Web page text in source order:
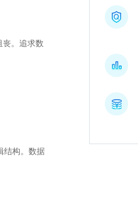
。追求数
结构。数据